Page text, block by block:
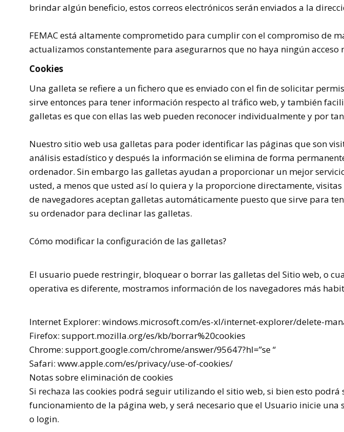
brindar algún beneficio, estos correos electrónicos serán enviados a la
FEMACestá altamente comprometido para cumplir con el compromiso de
actualizamos constantemente para asegurarnos que no haya ningún acceso
Cookies
Una galleta se refiere a un fichero que es enviado con el fin de solicitar
sirve entonces para tener información respecto al tráfico web, y también
galletas es que con ellas las web pueden reconocer individualmente y por
Nuestro sitio web usa galletas para poder identificar las páginas que son
análisis estadístico y después la información se elimina de forma
ordenador. Sin embargo las galletas ayudan a proporcionar un mejor
usted, a menos que usted así lo quiera y la proporcione directamente,
de navegadores aceptan galletas automáticamente puesto que sirve para
su ordenador para declinar las galletas.
Cómo modificar la configuración de las galletas?
El usuario puede restringir, bloquear o borrar las galletas del Sitio web, o
operativa es diferente, mostramos información de los navegadores más
Internet Explorer: windows.microsoft.com/es-xl/internet-explorer/delete-
Firefox: support.mozilla.org/es/kb/borrar%20cookies
Chrome: support.google.com/chrome/answer/95647?hl=”se “
Safari: www.apple.com/es/privacy/use-of-cookies/
Notas sobre eliminación de cookies
Si rechaza las cookies podrá seguir utilizando el sitio web, si bien esto
funcionamiento de la página web, y será necesario que el Usuario inicie
o login.